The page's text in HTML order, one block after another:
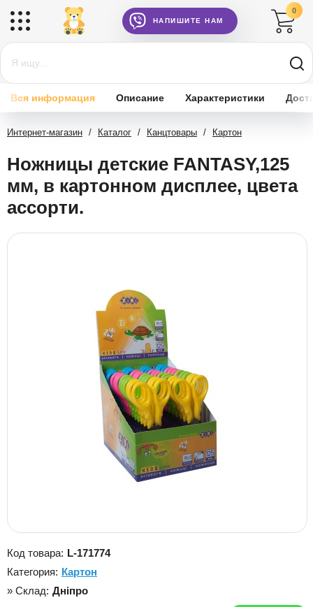
НАПИШИТЕ НАМ
0
Вся информация Описание Характеристики
Интернет-магазин / Каталог / Канцтовары / Картон
Ножницы детские FANTASY,125
мм, в картонном дисплее, цвета
ассорти.
Код товара: L-171774
Категория: Картон
» Склад: Дніпро